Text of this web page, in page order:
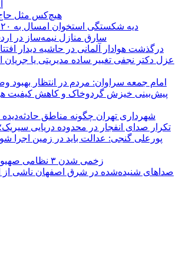
هیچ‌کس مثل
دیه شکستگی استخوان امسال به ۴۲۰ میلیون تومان رسید
۲ سارق منازل نیمه‌ساز در
درگذشت هوادار آلمانی در حاشیه دیدار
عزل دکتر نجفی تغییر ساده مدیریتی یا جریان
امام جمعه سراوان: مردم در انتظار
پیش‌بینی خیزش گردوخاک و کاهش کیفیت
شهرداری تهران چگونه مناطق
تکرار صدای انفجار در محدوده دریایی
پورعلی گنجی: عدالت باید در زمین اجرا
زخمی شدن ۳ نظامی صهیونیست در جنوب لبنان
صداهای شنیده‌شده در شرق اصفهان ناشی از